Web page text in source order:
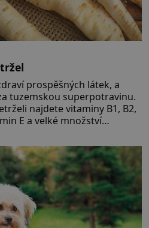
prospěšných látek, a
tuzemskou superpotravinu.
najdete vitaminy B1, B2,
E a velké množství
ale je ho desetkrát méně), a